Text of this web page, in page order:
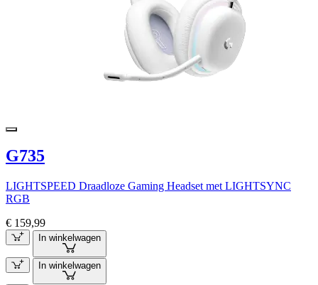
G735
LIGHTSPEED Draadloze Gaming Headset met LIGHTSYNC
RGB
€ 159,99
In winkelwagen
In winkelwagen